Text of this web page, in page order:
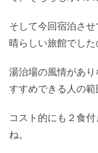
そして今回宿泊さ
晴らしい旅館でした
湯治場の風情があ
すすめできる人の範
コスト的にも２食
ね。